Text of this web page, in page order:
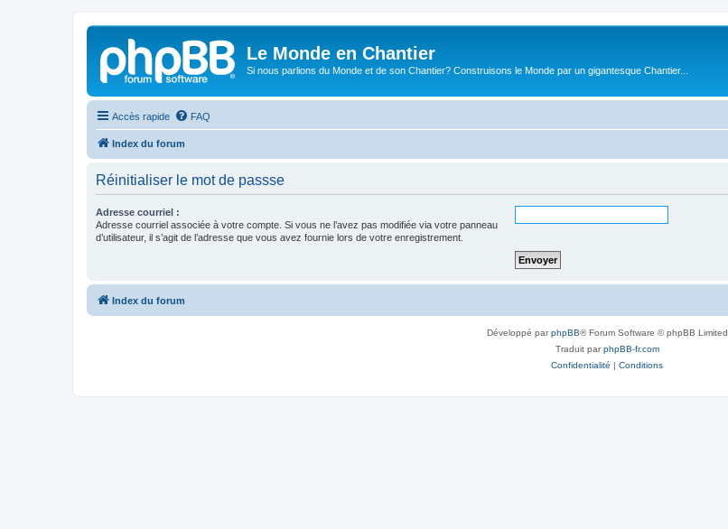
Le Monde en Chantier
Si nous parlions du Monde et de son Chantier? Construisons le Monde par un gigantesque Chantier...
Accès rapide FAQ
Index du forum
Réinitialiser le mot de passse
Adresse courriel :
Adresse courriel associée à votre compte. Si vous ne l’avez pas modifiée via votre panneau
d’utilisateur, il s’agit de l’adresse que vous avez fournie lors de votre enregistrement.
Index du forum
Développé parphpBB® Forum Software © phpBB Limited
Traduit parphpBB-fr.com
Confidentialité | Conditions